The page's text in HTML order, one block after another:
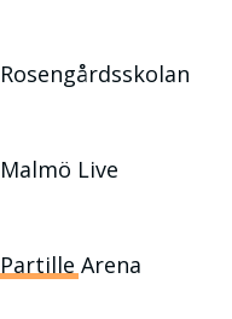
Rosengårdsskolan
Malmö Live
Partille Arena